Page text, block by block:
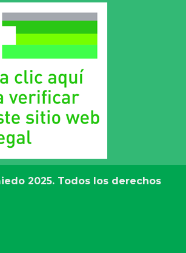
2025. Todos los derechos